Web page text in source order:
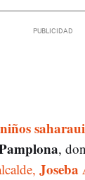
niños
,
Joseba